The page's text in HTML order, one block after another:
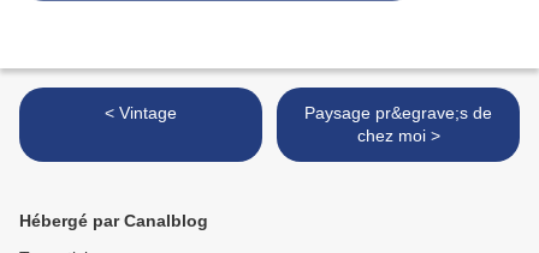
< Vintage
Paysage pr&egrave;s de
chez moi >
Hébergé par Canalblog